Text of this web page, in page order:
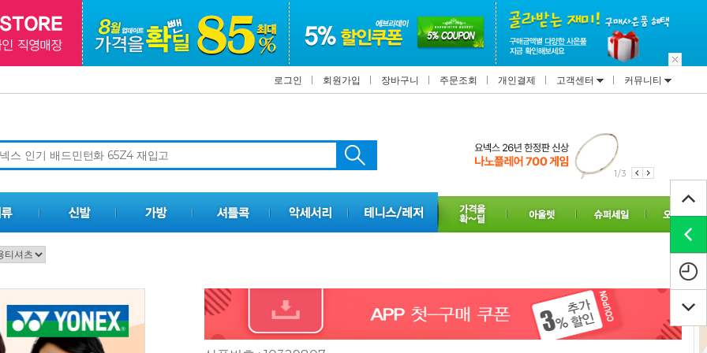
로그인 회원가입 장바구니 주문조회 개인결제 고객센터 커뮤니티
2/3